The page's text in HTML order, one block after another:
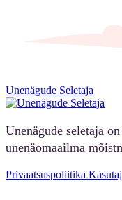
Unenägude Seletaja
Unenägude seletaja
unenäomaailma
Privaatsuspoliitika